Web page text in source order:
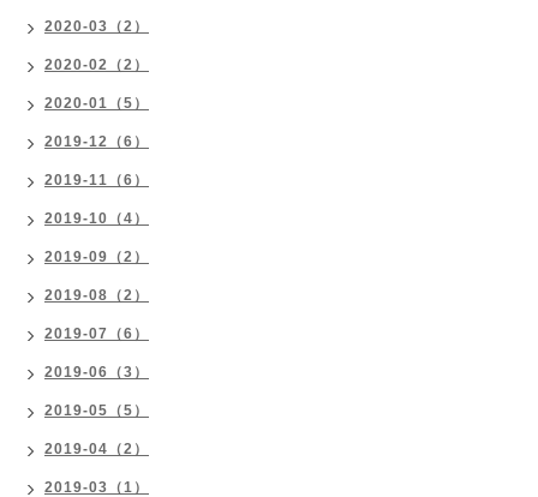
2020-03（2）
2020-02（2）
2020-01（5）
2019-12（6）
2019-11（6）
2019-10（4）
2019-09（2）
2019-08（2）
2019-07（6）
2019-06（3）
2019-05（5）
2019-04（2）
2019-03（1）